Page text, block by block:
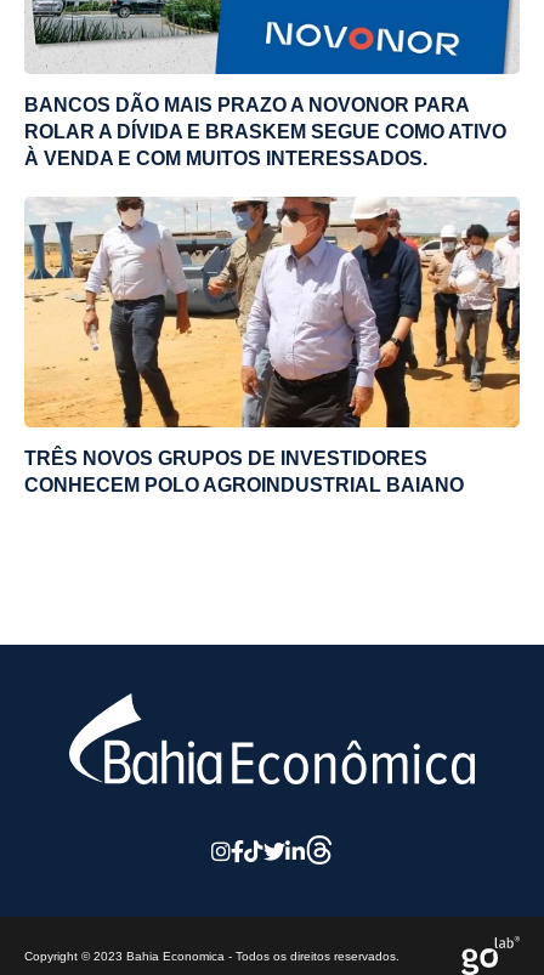
BANCOS DÃO MAIS PRAZO A NOVONOR PARA
ROLAR A DÍVIDA E BRASKEM SEGUE COMO ATIVO
À VENDA E COM MUITOS INTERESSADOS.
TRÊS NOVOS GRUPOS DE INVESTIDORES
CONHECEM POLO AGROINDUSTRIAL BAIANO
Copyright © 2023 Bahia Economica - Todos os direitos reservados.